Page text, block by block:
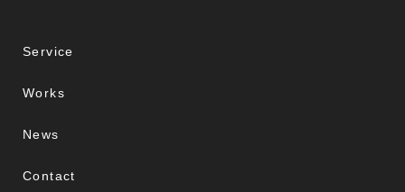
Service
Works
News
Contact